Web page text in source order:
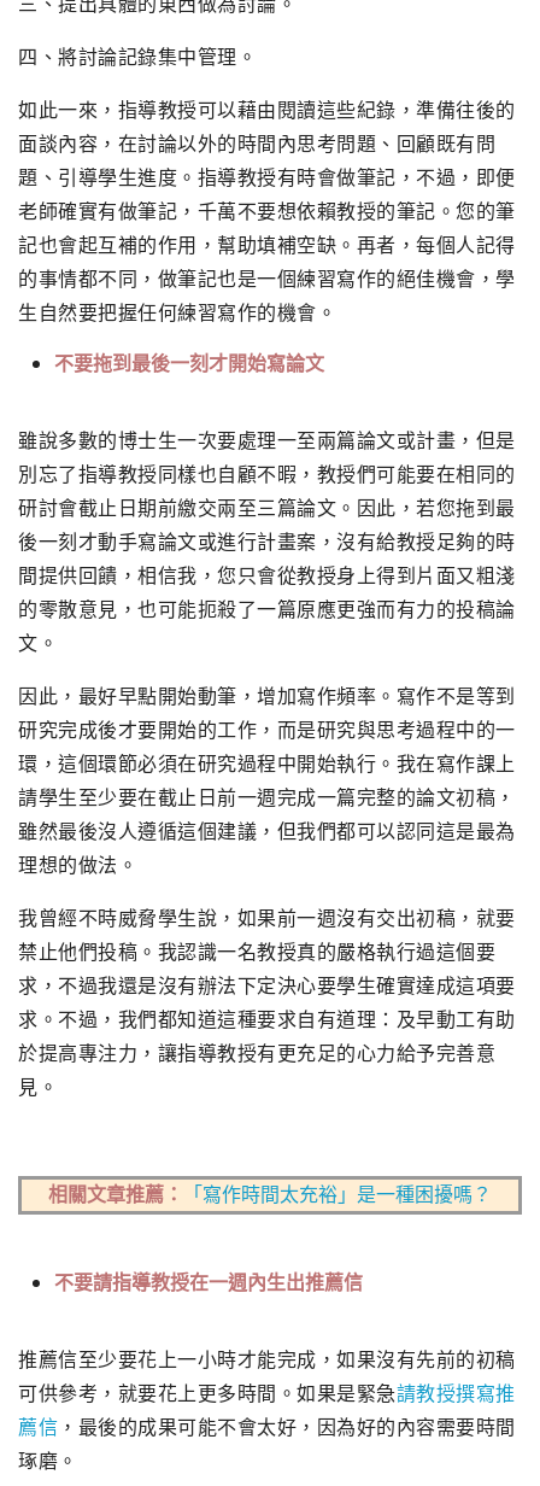
四、 將討論記錄集中管理。
如此一來，指導教授可以藉由閱讀這些紀錄， 準備往後的
面談內容，在討論以外的時間內思考問題、 回顧既有問
題、引導學生進度。指導教授有時會做筆記，不過， 即便
老師確實有做筆記，千萬不要想依賴教授的筆記。 您的筆
記也會起互補的作用，幫助填補空缺。再者， 每個人記得
的事情都不同，做筆記也是一個練習寫作的絕佳機會， 學
生自然要把握任何練習寫作的機會。
不要拖到最後一刻才開始寫論文
雖說多數的博士生一次要處理一至兩篇論文或計畫， 但是
別忘了指導教授同樣也自顧不暇， 教授們可能要在相同的
研討會截止日期前繳交兩至三篇論文。因此， 若您拖到最
後一刻才動手寫論文或進行計畫案， 沒有給教授足夠的時
間提供回饋，相信我， 您只會從教授身上得到片面又粗淺
的零散意見， 也可能扼殺了一篇原應更強而有力的投稿論
文。
因此， 最好早點開始動筆，增加寫作頻率。 寫作不是等到
研究完成後才要開始的工作， 而是研究與思考過程中的一
環， 這個環節必須在研究過程中開始執行。 我在寫作課上
請學生至少要在截止日前一週完成一篇完整的論文初稿 ，
雖然最後沒人遵循這個建議， 但我們都可以認同這是最為
理想的做法。
我曾經不時威脅學生說， 如果前一週沒有交出初稿，就要
禁止他們投稿。 我認識一名教授真的嚴格執行過這個要
求， 不過我還是沒有辦法下定決心要學生確實達成這項要
求。不過， 我們都知道這種要求自有道理：及早動工有助
於提高專注力， 讓指導教授有更充足的心力給予完善意
見。
相關文章推薦： 「寫作時間太充裕」是一種困擾嗎？
不要請指導教授在一週內生出推薦信
推薦信至少要花上一小時才能完成，如果沒有先前的初稿
可供參考， 就要花上更多時間。如果是緊急請教授撰寫推
薦信 ， 最後的成果可能不會太好，因為好的內容需要時間
琢磨。